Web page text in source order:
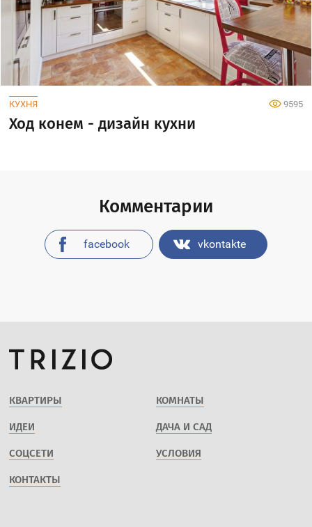
КУХНЯ 9595
Ход конем - дизайн кухни
Комментарии
facebook vkontakte
КВАРТИРЫ КОМНАТЫ
ИДЕИ ДАЧА И САД
СОЦСЕТИ УСЛОВИЯ
КОНТАКТЫ